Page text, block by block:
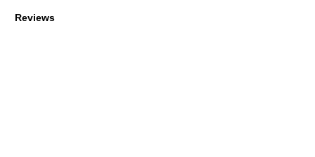
Reviews